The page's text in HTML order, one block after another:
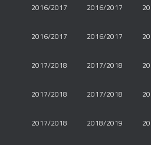
2016/2017 2016/2017
2016/2017 2016/2017
2017/2018 2017/2018
2017/2018 2017/2018
2017/2018 2018/2019